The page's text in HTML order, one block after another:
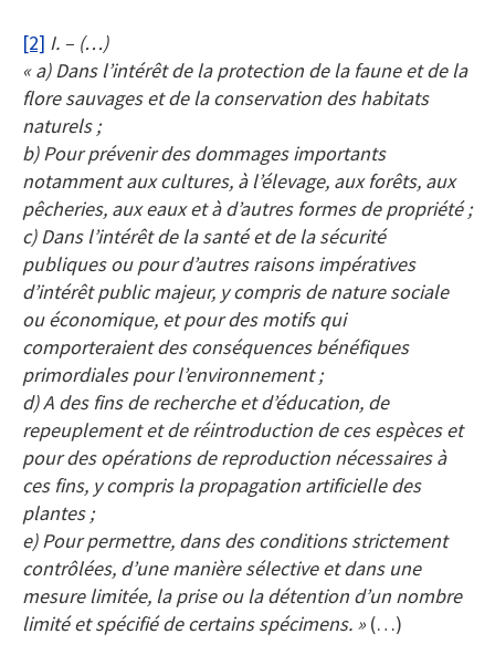
[2] I. – (…)
« a) Dans l’intérêt de la protection de la faune et de la
flore sauvages et de la conservation des habitats
naturels ;
b) Pour prévenir des dommages importants
notamment aux cultures, à l’élevage, aux forêts, aux
pêcheries, aux eaux et à d’autres formes de propriété ;
c) Dans l’intérêt de la santé et de la sécurité
publiques ou pour d’autres raisons impératives
d’intérêt public majeur, y compris de nature sociale
ou économique, et pour des motifs qui
comporteraient des conséquences bénéfiques
primordiales pour l’environnement ;
d) A des fins de recherche et d’éducation, de
repeuplement et de réintroduction de ces espèces et
pour des opérations de reproduction nécessaires à
ces fins, y compris la propagation artificielle des
plantes ;
e) Pour permettre, dans des conditions strictement
contrôlées, d’une manière sélective et dans une
mesure limitée, la prise ou la détention d’un nombre
limité et spécifié de certains spécimens. » (…)